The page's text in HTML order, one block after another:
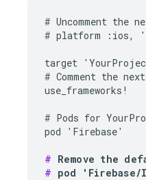
#
# platform :ios,
# Comment the
use_frameworks!
# Pods for
pod 'Firebase'
#
# pod 'Firebase/